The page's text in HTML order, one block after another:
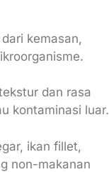
kemasan,
dan rasa
kontaminasi luar.
ikan fillet,
non-makanan